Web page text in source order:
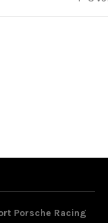
Porsche Racing